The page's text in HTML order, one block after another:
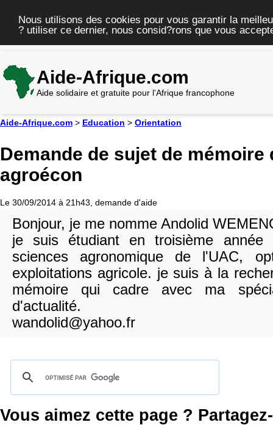
Nous utilisons des cookies pour vous garantir la
? utiliser ce dernier, nous consid?rons que vous
Aide-Afrique.com
Aide solidaire et gratuite pour l'Afrique francophone
Aide-Afrique.com > Education > Orientation
Demande de sujet de mémoire
agroécon
Le 30/09/2014 à 21h43, demande d'aide
Bonjour, je me nomme Andolid
je suis étudiant en troisième
sciences agronomique de l'UAC,
exploitations agricole. je suis à la
mémoire qui cadre avec ma
d'actualité.
wandolid@yahoo.fr
Vous aimez cette page ?